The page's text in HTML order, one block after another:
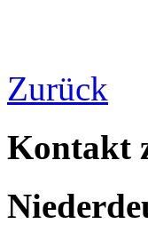
Zurück
Kontakt